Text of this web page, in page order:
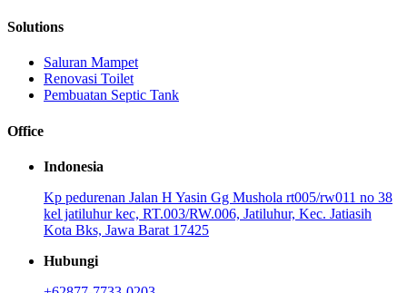
Solutions
Saluran Mampet
Renovasi Toilet
Pembuatan Septic Tank
Office
Indonesia
Kp pedurenan Jalan H Yasin Gg Mushola rt005/rw011 no 38
kel jatiluhur kec, RT.003/RW.006, Jatiluhur, Kec. Jatiasih
Kota Bks, Jawa Barat 17425
Hubungi